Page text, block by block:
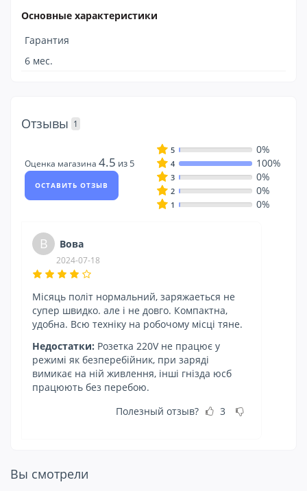
Основные характеристики
Гарантия
6 мес.
Отзывы 1
Оценка магазина 4.5 из 5
ОСТАВИТЬ ОТЗЫВ
5 0%
4 100%
3 0%
2 0%
1 0%
В Вова
2024-07-18
Місяць політ нормальний, заряжаеться не
супер швидко. але і не довго. Компактна,
удобна. Всю техніку на робочому місці тяне.
Недостатки: Розетка 220V не працює у
режимі як безперебійник, при заряді
вимикає на ній живлення, інші гнізда юсб
працюють без перебою.
3
Полезный отзыв?
Вы смотрели